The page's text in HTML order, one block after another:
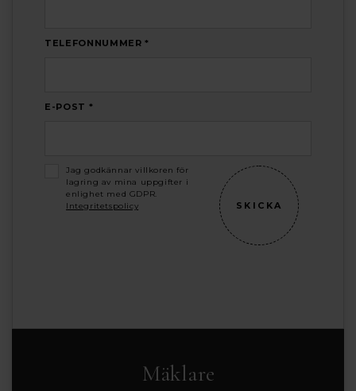
TELEFONNUMMER *
E-POST *
Jag godkännar villkoren för
lagring av mina uppgifter i
enlighet med GDPR.
Integritetspolicy
Mäklare